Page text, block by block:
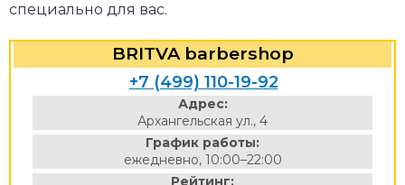
специально для вас.
BRITVA barbershop
+7 (499) 110-19-92
Адрес:
Архангельская ул., 4
График работы:
ежедневно, 10:00–22:00
Рейтинг: